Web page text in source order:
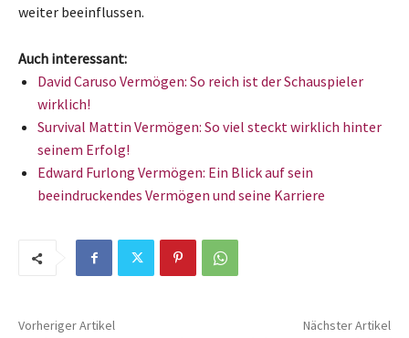
weiter beeinflussen.
Auch interessant:
David Caruso Vermögen: So reich ist der Schauspieler
wirklich!
Survival Mattin Vermögen: So viel steckt wirklich hinter
seinem Erfolg!
Edward Furlong Vermögen: Ein Blick auf sein
beeindruckendes Vermögen und seine Karriere
Vorheriger Artikel Nächster Artikel